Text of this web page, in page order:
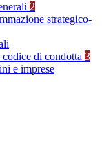
2
strategico-
di condotta 3
e imprese